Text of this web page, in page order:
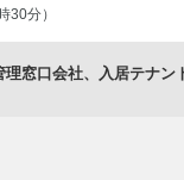
30分）
窓口会社、入居テナン